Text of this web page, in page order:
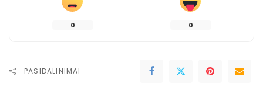
0 0
PASIDALINIMAI